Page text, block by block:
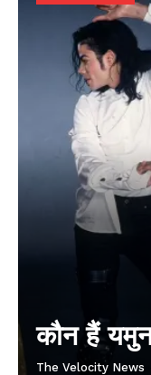
कौन हैं
The Velocity News